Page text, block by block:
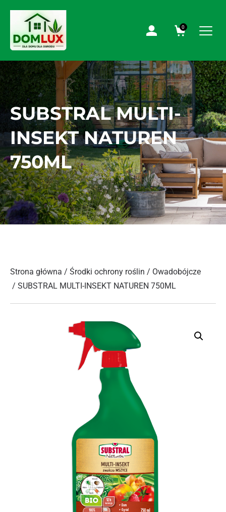
0
SUBSTRAL MULTI-
INSEKT NATUREN
750ML
Strona główna / Środki ochrony roślin / Owadobójcze
/ SUBSTRAL MULTI-INSEKT NATUREN 750ML